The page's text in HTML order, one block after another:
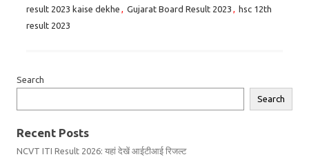
result 2023 kaise dekhe , Gujarat Board Result 2023 , hsc 12th
result 2023
Search
Search
Recent Posts
NCVT ITI Result 2026: यहां देखें आईटीआई रिजल्ट